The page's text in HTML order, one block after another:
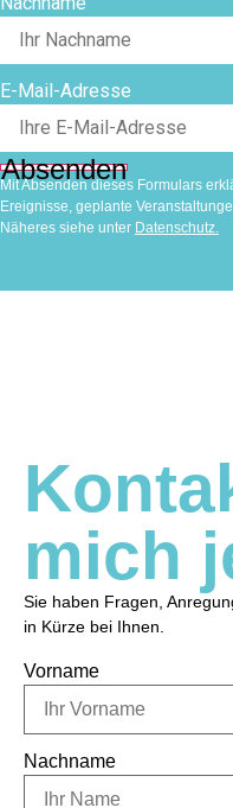
E-Mail-Adresse
Absenden
Mit Absenden dieses Formulars
Ereignisse, geplante
Näheres siehe unter Datenschutz.
mich
Sie haben Fragen,
in Kürze bei Ihnen.
Vorname
Nachname